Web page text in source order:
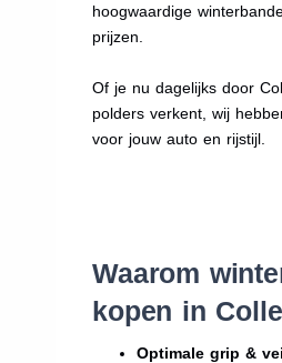
hoogwaardige
prijzen.
Of je nu dagelijks door
polders verkent, wij
voor jouw auto en rijstijl.
Waarom
kopen in
Optimale grip &